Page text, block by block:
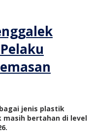
jenis plastik
masih bertahan di level